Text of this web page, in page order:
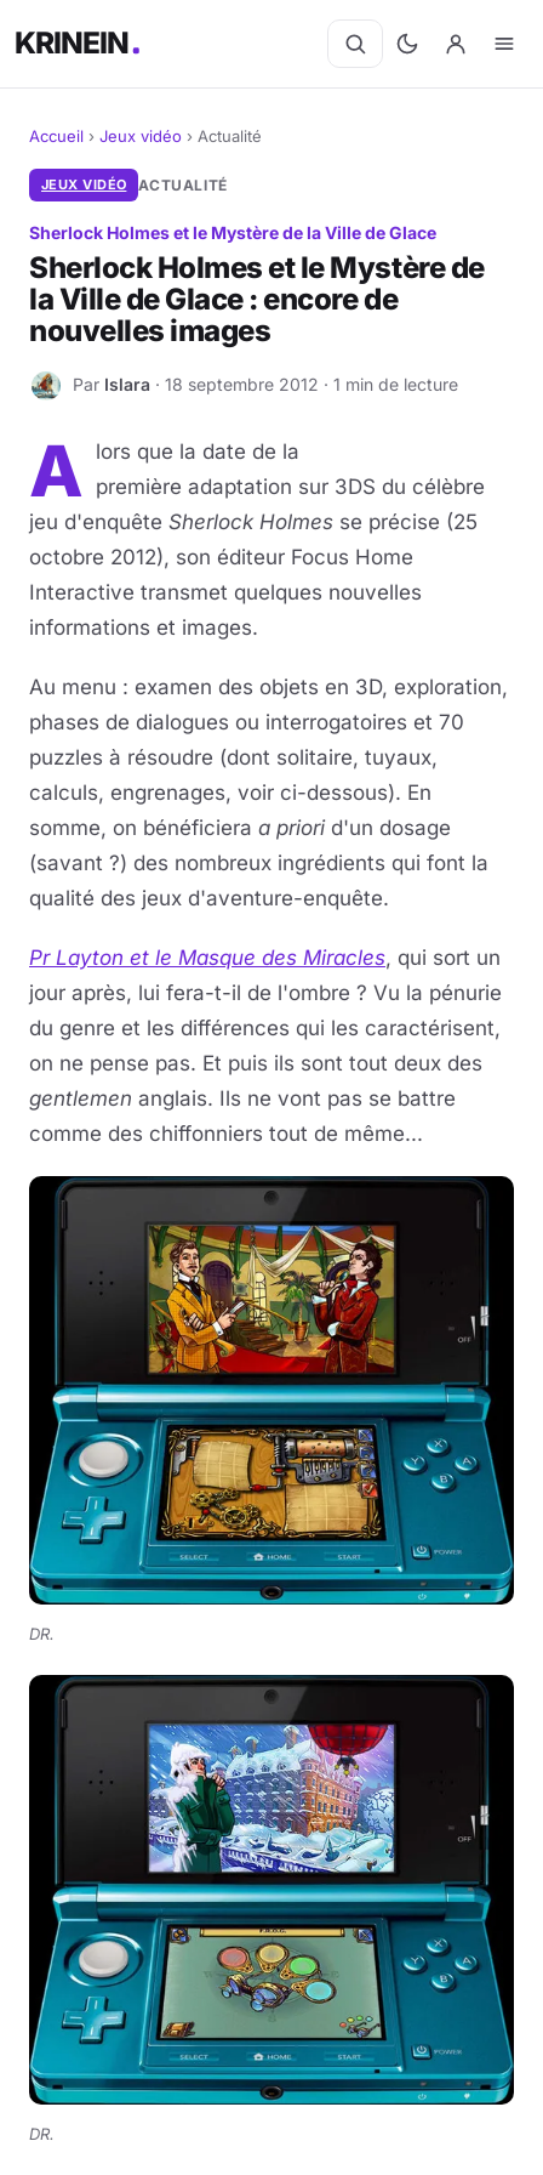
KRINEIN
Cinéma
Séries
Manga
Jeux vidéo
Jeux de société
Musique
Sciences & Tech
Forum
Accueil › Jeux vidéo › Actualité
JEUX VIDÉO ACTUALITÉ
Sherlock Holmes et le Mystère de la Ville de Glace
Sherlock Holmes et le Mystère de
la Ville de Glace : encore de
nouvelles images
I Par Islara · 18 septembre 2012 · 1 min de lecture
A lors que la date de la
première adaptation sur 3DS du célèbre
jeu d'enquête Sherlock Holmes se précise (25
octobre 2012), son éditeur Focus Home
Interactive transmet quelques nouvelles
informations et images.
Au menu : examen des objets en 3D, exploration,
phases de dialogues ou interrogatoires et 70
puzzles à résoudre (dont solitaire, tuyaux,
calculs, engrenages, voir ci-dessous). En
somme, on bénéficiera a priorid'un dosage
(savant ?) des nombreux ingrédients qui font la
qualité des jeux d'aventure-enquête.
Pr Layton et le Masque des Miracles, qui sort un
jour après, lui fera-t-il de l'ombre ? Vu la pénurie
du genre et les différences qui les caractérisent,
on ne pense pas. Et puis ils sont tout deux des
gentlemen anglais. Ils ne vont pas se battre
comme des chiffonniers tout de même...
DR.
DR.